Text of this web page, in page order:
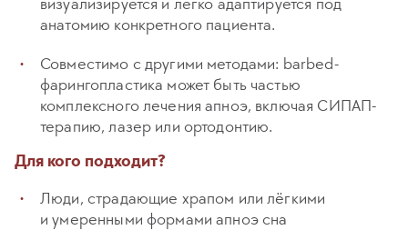
анатомию конкретного пациента.
Совместимо с другими методами: barbed-
фарингопластика может быть частью
комплексного лечения апноэ, включая СИПАП-
терапию, лазер или ортодонтию.
Для кого подходит?
Люди, страдающие храпом или лёгкими
и умеренными формами апноэ сна